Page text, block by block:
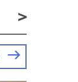
>